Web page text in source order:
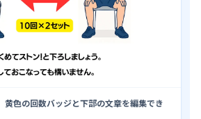
黄色の回数バッジと下部の文章を編集でき